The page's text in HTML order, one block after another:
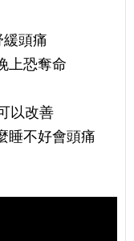
頭痛
上恐奪命
以改善
睡不好會頭痛